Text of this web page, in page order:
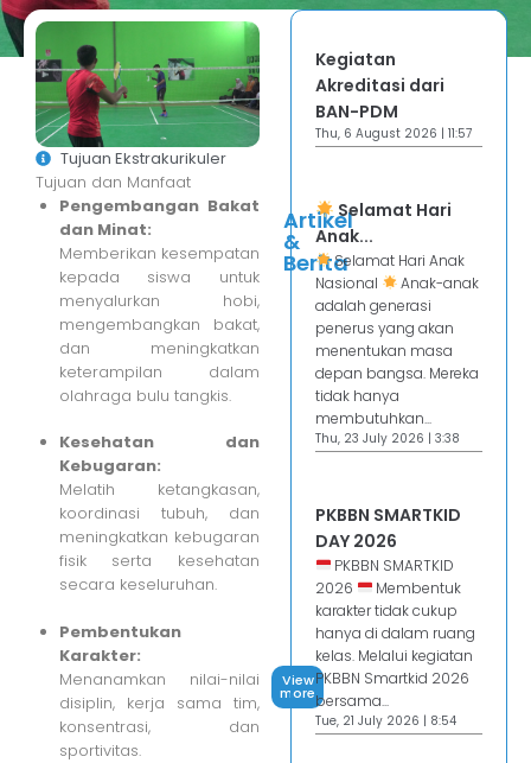
Tujuan Ekstrakurikuler
Tujuan dan Manfaat
Pengembangan Bakat
dan Minat:
Memberikan kesempatan
kepada siswa untuk
menyalurkan hobi,
mengembangkan bakat,
dan meningkatkan
keterampilan dalam
olahraga bulu tangkis.
Kesehatan dan
Kebugaran:
Melatih ketangkasan,
koordinasi tubuh, dan
meningkatkan kebugaran
fisik serta kesehatan
secara keseluruhan.
Pembentukan
Karakter:
Menanamkan nilai-nilai
disiplin, kerja sama tim,
konsentrasi, dan
sportivitas.
Artikel
&
Berita
View
more
Kegiatan
Akreditasi dari
BAN-PDM
Thu, 6 August 2026 | 11:57
Selamat Hari
Anak...
Selamat Hari Anak
Nasional
Anak-anak
adalah generasi
penerus yang akan
menentukan masa
depan bangsa. Mereka
tidak hanya
membutuhkan...
Thu, 23 July 2026 | 3:38
PKBBN SMARTKID
DAY 2026
PKBBN SMARTKID
2026
Membentuk
karakter tidak cukup
hanya di dalam ruang
kelas. Melalui kegiatan
PKBBN Smartkid 2026
bersama...
Tue, 21 July 2026 | 8:54